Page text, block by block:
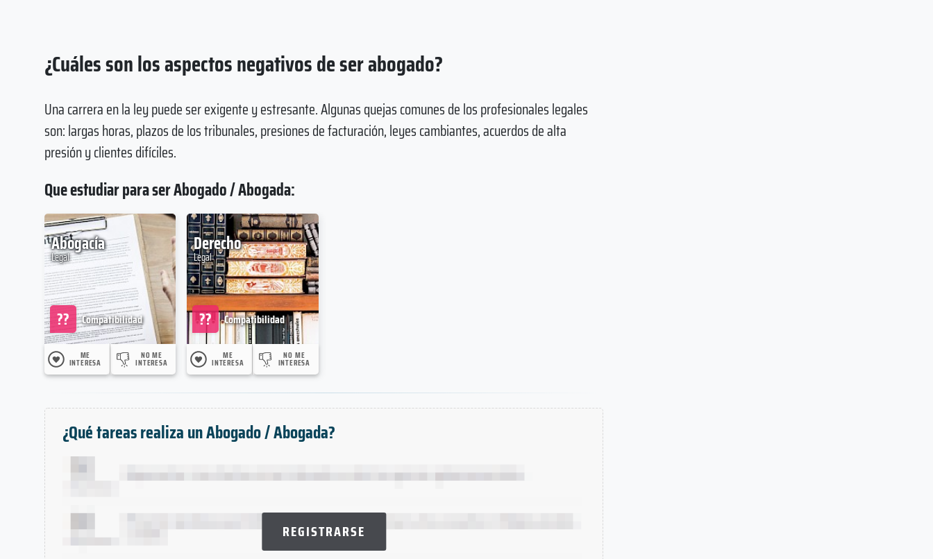
¿Cuáles son los aspectos negativos de ser abogado?
Una carrera en la ley puede ser exigente y estresante. Algunas quejas comunes de los profesionales legales
son: largas horas, plazos de los tribunales, presiones de facturación, leyes cambiantes, acuerdos de alta
presión y clientes difíciles.
Que estudiar para ser Abogado / Abogada:
Abogacía
Legal
Compatibilidad
??
ME
INTERESA
NO ME
INTERESA
Derecho
Legal
Compatibilidad
??
ME
INTERESA
NO ME
INTERESA
¿Qué tareas realiza un Abogado / Abogada?
REGISTRARSE